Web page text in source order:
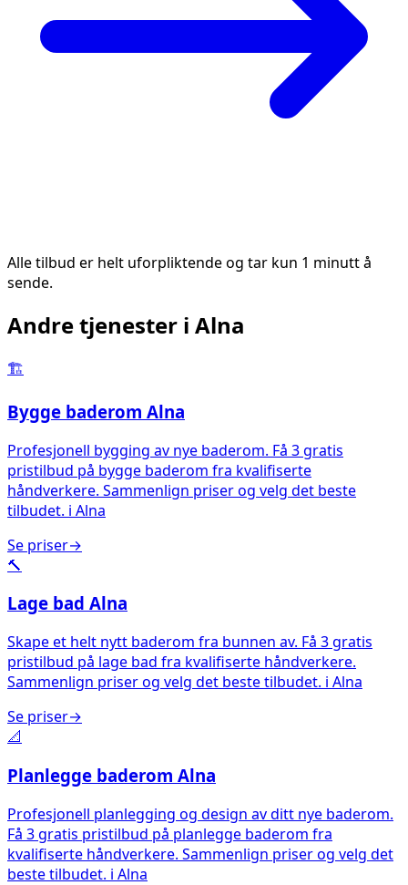
Alle tilbud er helt uforpliktende og tar kun 1 minutt å
sende.
Andre tjenester i Alna
🏗️
Bygge baderom Alna
Profesjonell bygging av nye baderom. Få 3 gratis
pristilbud på bygge baderom fra kvalifiserte
håndverkere. Sammenlign priser og velg det beste
tilbudet. i Alna
Se priser→
🔨
Lage bad Alna
Skape et helt nytt baderom fra bunnen av. Få 3 gratis
pristilbud på lage bad fra kvalifiserte håndverkere.
Sammenlign priser og velg det beste tilbudet. i Alna
Se priser→
📐
Planlegge baderom Alna
Profesjonell planlegging og design av ditt nye baderom.
Få 3 gratis pristilbud på planlegge baderom fra
kvalifiserte håndverkere. Sammenlign priser og velg det
beste tilbudet. i Alna